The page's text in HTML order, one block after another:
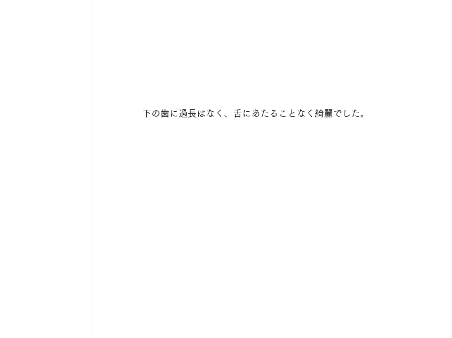
下の歯に過長はなく、舌にあたることなく綺麗でした。